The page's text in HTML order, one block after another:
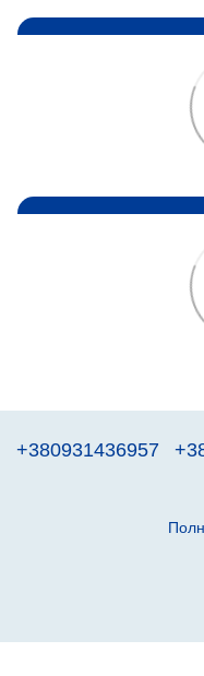
+380931436957